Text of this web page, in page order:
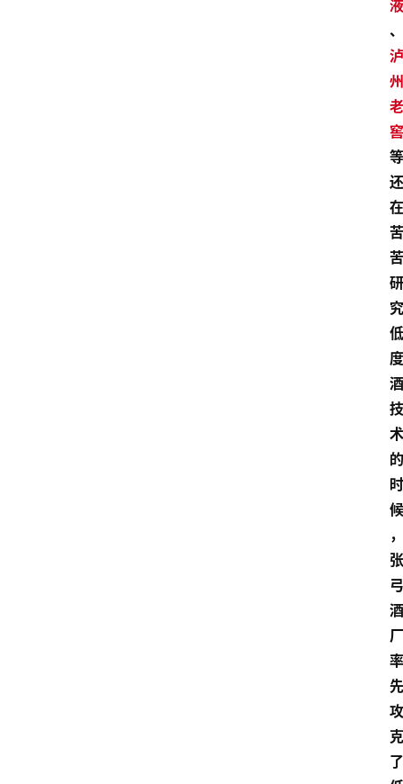
液
、
泸
州
老
窖
等
还
在
苦
苦
研
究
低
度
酒
技
术
的
时
候
，
张
弓
酒
厂
率
先
攻
克
了